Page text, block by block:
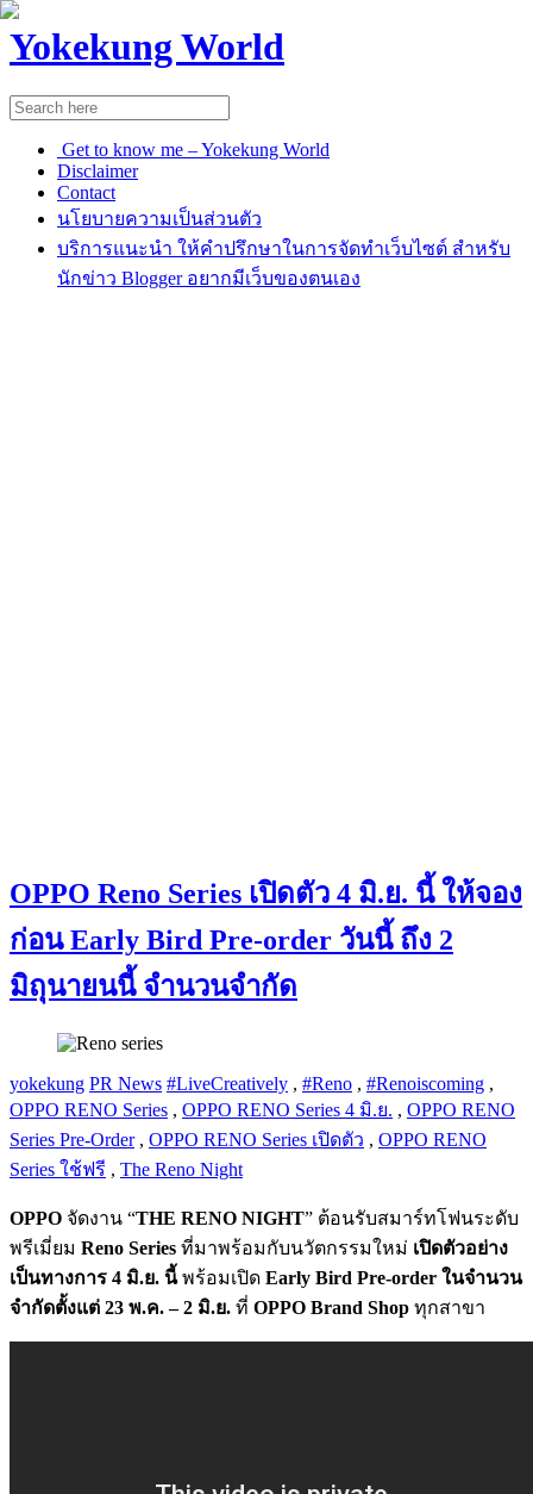
Yokekung World
Get to know me – Yokekung World
Disclaimer
Contact
นโยบายความเป็นส่วนตัว
บริการแนะนำ ให้คำปรึกษาในการจัดทำเว็บไซต์ สำหรับ
นักข่าว Blogger อยากมีเว็บของตนเอง
OPPO Reno Series เปิดตัว 4 มิ.ย. นี้ ให้จอง
ก่อน Early Bird Pre-order วันนี้ ถึง 2
มิถุนายนนี้ จำนวนจำกัด
yokekung PR News #LiveCreatively , #Reno , #Renoiscoming ,
OPPO RENO Series , OPPO RENO Series 4 มิ.ย. , OPPO RENO
Series Pre-Order, OPPO RENO Series เปิดตัว , OPPO RENO
Series ใช้ฟรี , The Reno Night
OPPO จัดงาน “THE RENO NIGHT” ต้อนรับสมาร์ทโฟนระดับ
พรีเมี่ยม Reno Series ที่มาพร้อมกับนวัตกรรมใหม่ เปิดตัวอย่าง
เป็นทางการ 4 มิ.ย. นี้พร้อมเปิด Early Bird Pre-order ในจำนวน
จำกัดตั้งแต่ 23 พ.ค. – 2 มิ.ย. ที่ OPPO Brand Shop ทุกสาขา